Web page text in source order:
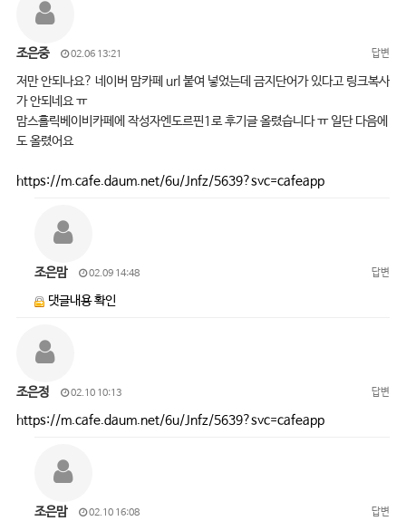
조은중 02.06 13:21 답변
저만 안되나요? 네이버 맘카페 url 붙여 넣었는데 금지단어가 있다고 링크복사
가 안되네요 ㅠ
맘스홀릭베이비카페에 작성자엔도르핀1로 후기글 올렸습니다 ㅠ 일단 다음에
도 올렸어요
https://m.cafe.daum.net/6u/Jnfz/5639?svc=cafeapp
조은맘 02.09 14:48 답변
댓글내용 확인
조은정 02.10 10:13 답변
https://m.cafe.daum.net/6u/Jnfz/5639?svc=cafeapp
조은맘 02.10 16:08 답변